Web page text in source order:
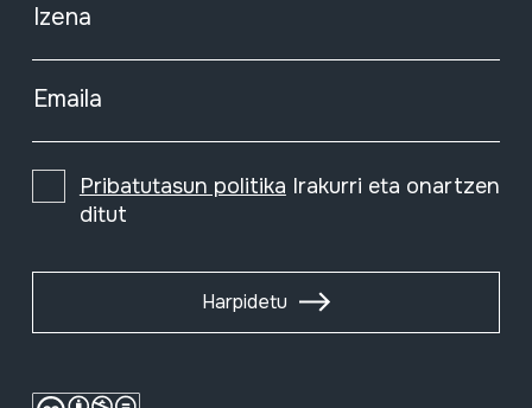
Izena
Emaila
Pribatutasun politika Irakurri eta onartzen
ditut
Harpidetu